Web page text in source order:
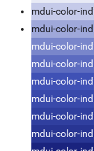
mdui-color-
mdui-color-
mdui-color-
mdui-color-
mdui-color-
mdui-color-
mdui-color-
mdui-color-